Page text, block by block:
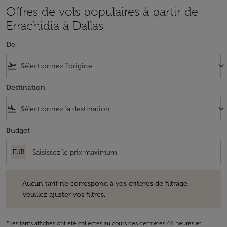
Offres de vols populaires à partir de
Errachidia à Dallas
De
flight_takeoff keyboard_arrow_down
Destination
flight_land keyboard_arrow_down
Budget
EUR
Aucun tarif ne correspond à vos critères de filtrage.
Veuillez ajuster vos filtres.
*Les tarifs affichés ont été collectés au cours des dernières 48 heures et